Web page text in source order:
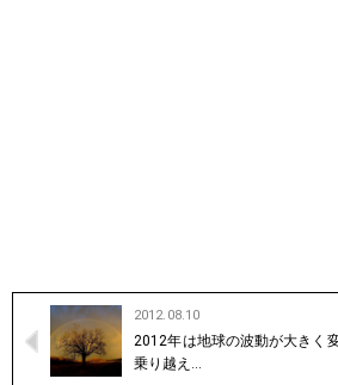
2012.08.10
2012年は地球の波動が大きく
乗り越え…